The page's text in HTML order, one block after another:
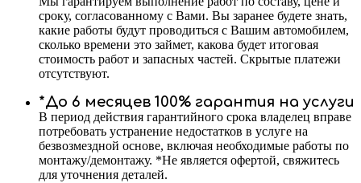
сроку, согласованному с Вами. Вы заранее будете знать,
какие работы будут проводиться с Вашим автомобилем,
сколько времени это займет, какова будет итоговая
стоимость работ и запасных частей. Скрытые платежи
отсутствуют.
*До 6 месяцев 100% гарантия на услуги
В период действия гарантийного срока владелец вправе
потребовать устранение недостатков в услуге на
безвозмездной основе, включая необходимые работы по
монтажу/демонтажу. *Не является офертой, свяжитесь
для уточнения деталей.